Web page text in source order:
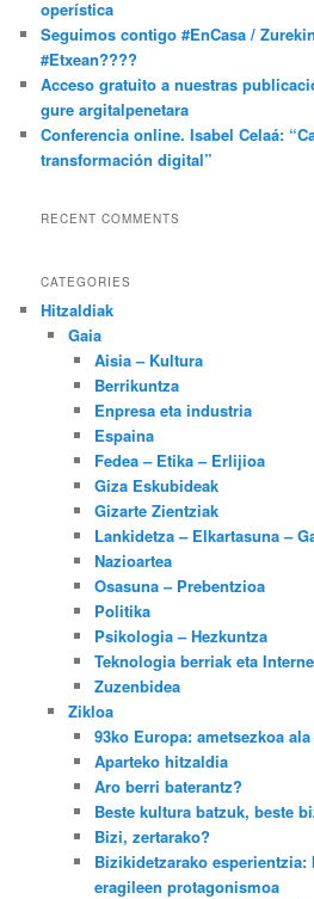
operística
Seguimos contigo #EnCasa /
#Etxean????
Acceso gratuito a nuestras
gure argitalpenetara
Conferencia online. Isabel Celaá:
transformación digital”
RECENT COMMENTS
CATEGORIES
Hitzaldiak
Gaia
Aisia – Kultura
Berrikuntza
Enpresa eta industria
Espaina
Fedea – Etika – Erlijioa
Giza Eskubideak
Gizarte Zientziak
Lankidetza – Elkartasuna –
Nazioartea
Osasuna – Prebentzioa
Politika
Psikologia – Hezkuntza
Teknologia berriak eta
Zuzenbidea
Zikloa
93ko Europa: ametsezkoa
Aparteko hitzaldia
Aro berri baterantz?
Beste kultura batzuk, beste
Bizi, zertarako?
Bizikidetzarako
eragileen protagonismoa